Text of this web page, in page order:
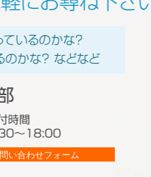
い合わせフォーム